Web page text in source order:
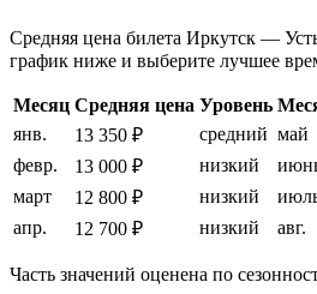
Средняя цена билета Иркутск —
график ниже и выберите лучшее
Месяц Средняя цена Уровень
янв.
13 350 ₽ средний май
февр.
13 000 ₽ низкий
март
12 800 ₽ низкий
апр.
12 700 ₽ низкий авг.
Часть значений оценена по